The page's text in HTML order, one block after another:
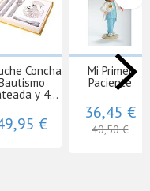
Concha
y 4...
€
Mi Primer
Paciente
36,45 €
40,50 €